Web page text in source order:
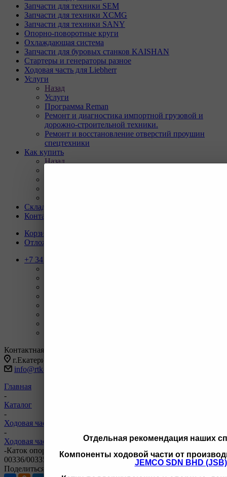
Отдельная рекомендация наших
Компоненты ходовой части от
JEMCO SDN BHD (JSB)
Запчасти для техники SEM
Запчасти для техники XCMG
Запчасти для техники SANY
Опорно-поворотные круги
Охлаждающая система
Запчасти для буровых станков KAISHAN
Стартеры и генераторы разное
Ходовая часть для Liebherr
Услуги
Назад
Услуги
Программа Reman
Ремонт и диагностика импортной грузовой и
дорожно-строительной техники.
Ремонт и восстановление отверстий проушин
спецтехники
Как купить
Назад
Склады
Контакты
Корзина
Отложенные
+7 343 247-83-62
Контактная информация
г.Екатеринбург, ул Черняховского 86 корп 9/3
info@rtk-parts.ru
Главная
-
Каталог
-
Ходовая часть для спецтехники
-
Ходовая часть для Komatsu
-Каток опорный однобортный JSB 10T0361AY2 195-30-
00336/00335 KM926 D355A 10T0361AY2
Поделиться